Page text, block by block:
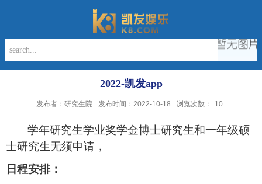
2022-凯发app
发布者：研究生院 发布时间：2022-10-18 浏览次数： 10
学年研究生学业奖学金博士研究生和一年级硕
士研究生无须申请，
日程安排：